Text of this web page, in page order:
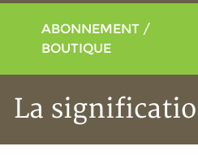
ABONNEMENT /
BOUTIQUE
La